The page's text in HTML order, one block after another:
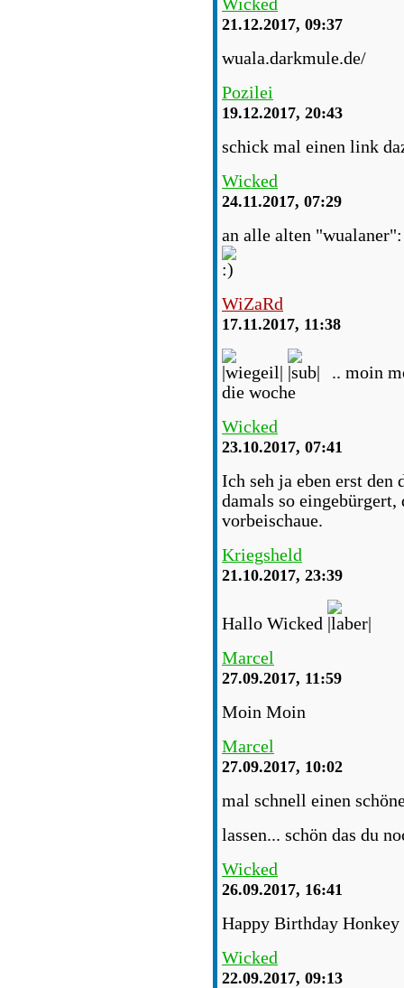
Wicked
21.12.2017, 09:37
wuala.darkmule.de/
Pozilei
19.12.2017, 20:43
schick mal einen link
Wicked
24.11.2017, 07:29
an alle alten
WiZaRd
17.11.2017, 11:38
.. moin
die woche
Wicked
23.10.2017, 07:41
Ich seh ja eben erst den
damals so
vorbeischaue.
Kriegsheld
21.10.2017, 23:39
Hallo Wicked
Marcel
27.09.2017, 11:59
Moin Moin
Marcel
27.09.2017, 10:02
mal schnell einen
lassen... schön das du
Wicked
26.09.2017, 16:41
Happy Birthday Honkey
Wicked
22.09.2017, 09:13